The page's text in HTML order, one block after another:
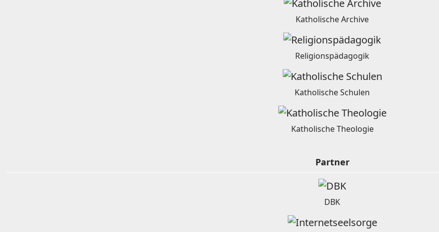
Katholische Archive
Religionspädagogik
Katholische Schulen
Katholische Theologie
Partner
DBK